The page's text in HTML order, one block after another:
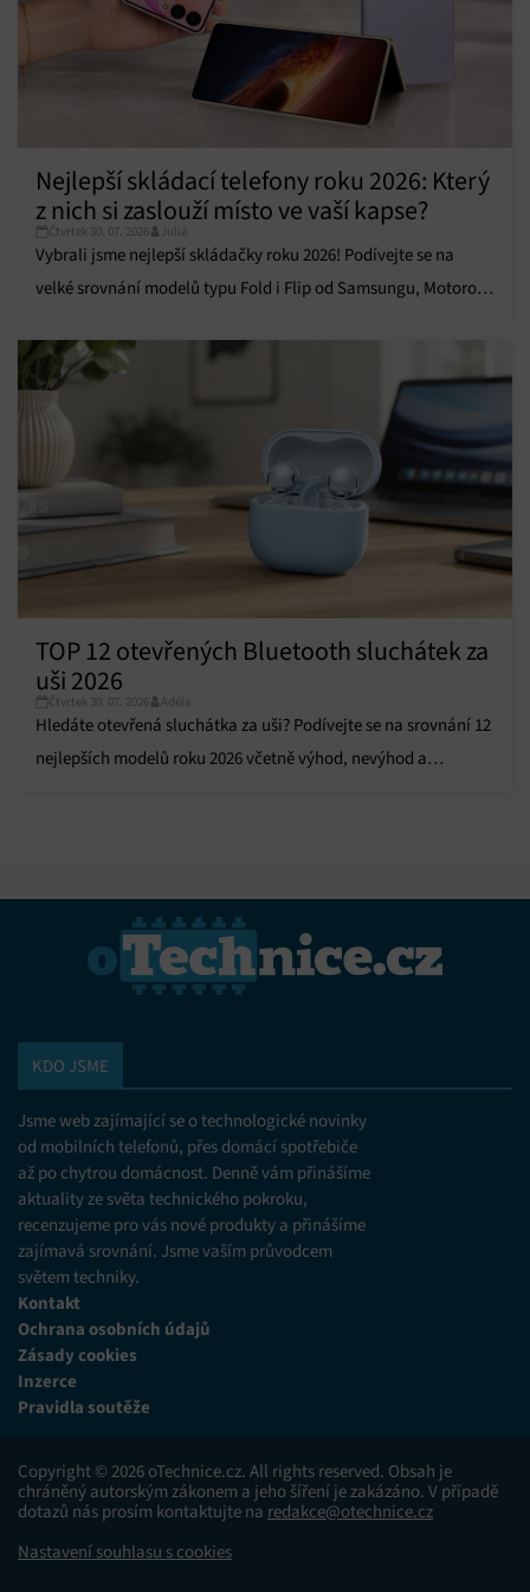
Přiřazování a kombinování údajů z jiných zdrojů
údajů, Propojení různých zařízení, Identifikace
Zajištění bezpečnosti, předcházení a zjišťování
podvodů a odstraňování chyb, Poskytování a
zobrazování reklamy a obsahu, Ukládání a sdělování
voleb ochrany osobních údajů.
Nejlepší skládací telefony roku 2026: Který
z nich si zaslouží místo ve vaší kapse?
Čtvrtek 30. 07. 2026 Julia
Vybrali jsme nejlepší skládačky roku 2026! Podívejte se na
velké srovnání modelů typu Fold i Flip od Samsungu, Motoroly,
TOP 12 otevřených Bluetooth sluchátek za
uši 2026
Čtvrtek 30. 07. 2026 Adéla
Hledáte otevřená sluchátka za uši? Podívejte se na srovnání 12
nejlepších modelů roku 2026 včetně výhod, nevýhod a
KDO JSME
Jsme web zajímající se o technologické novinky
od mobilních telefonů, přes domácí spotřebiče
až po chytrou domácnost. Denně vám přinášíme
aktuality ze světa technického pokroku,
recenzujeme pro vás nové produkty a přinášíme
zajímavá srovnání. Jsme vaším průvodcem
světem techniky.
Kontakt
Ochrana osobních údajů
Zásady cookies
Inzerce
Pravidla soutěže
Copyright © 2026 oTechnice.cz. All rights reserved. Obsah je
chráněný autorským zákonem a jeho šíření je zakázáno. V případě
dotazů nás prosím kontaktujte na redakce@otechnice.cz
Nastavení souhlasu s cookies